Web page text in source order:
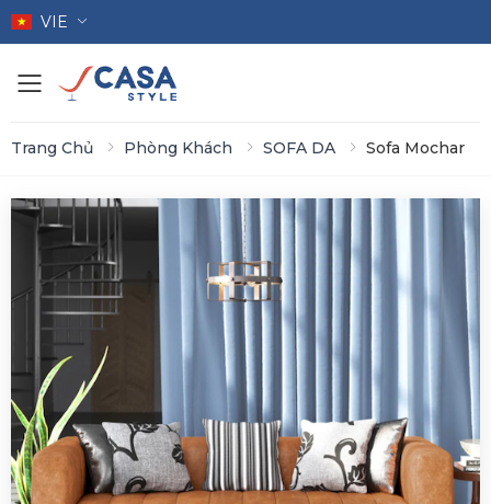
VIE
Toggle mobile menu
Trang Chủ Phòng Khách SOFA DA Sofa Mochar